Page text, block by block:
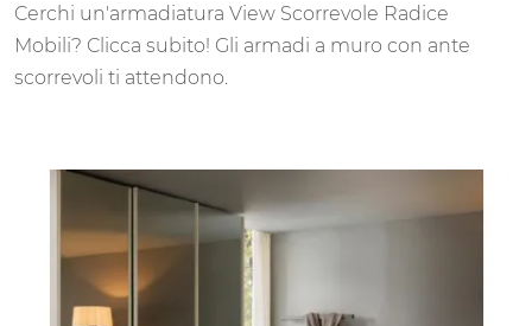
Cerchi un'armadiatura View Scorrevole Radice
Mobili? Clicca subito! Gli armadi a muro con ante
scorrevoli ti attendono.